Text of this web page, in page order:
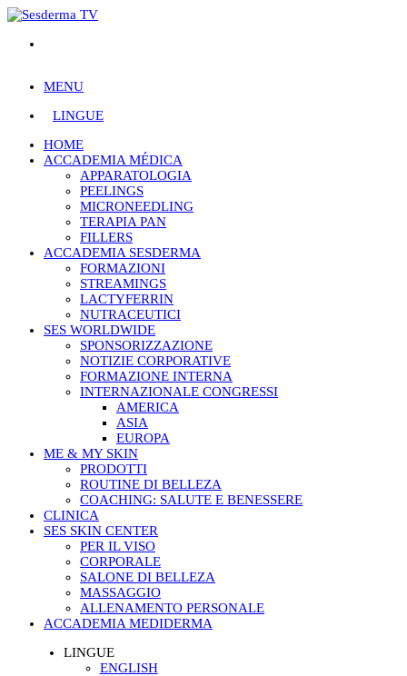
MENU
LINGUE
HOME
ACCADEMIA MÉDICA
APPARATOLOGIA
PEELINGS
MICRONEEDLING
TERAPIA PAN
FILLERS
ACCADEMIA SESDERMA
FORMAZIONI
STREAMINGS
LACTYFERRIN
NUTRACEUTICI
SES WORLDWIDE
SPONSORIZZAZIONE
NOTIZIE CORPORATIVE
FORMAZIONE INTERNA
INTERNAZIONALE CONGRESSI
AMERICA
ASIA
EUROPA
ME & MY SKIN
PRODOTTI
ROUTINE DI BELLEZA
COACHING: SALUTE E BENESSERE
CLINICA
SES SKIN CENTER
PER IL VISO
CORPORALE
SALONE DI BELLEZA
MASSAGGIO
ALLENAMENTO PERSONALE
ACCADEMIA MEDIDERMA
LINGUE
ENGLISH